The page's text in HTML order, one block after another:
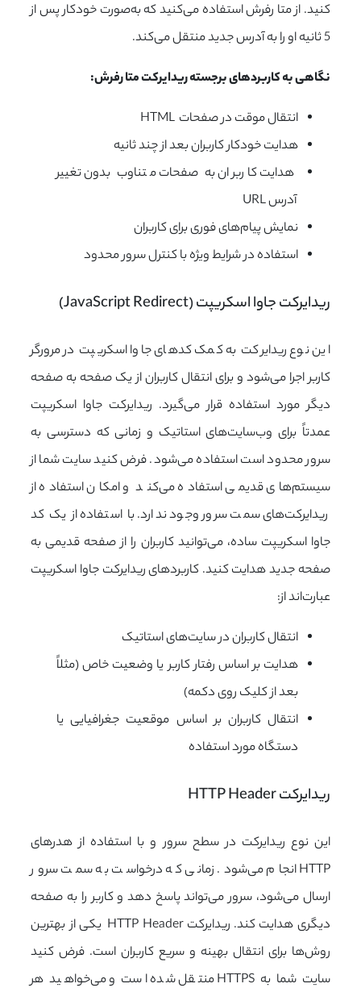
کنید. از متا رفرش استفاده می‌کنید که به‌صورت خودکار پس از
5 ثانیه او را به آدرس جدید منتقل می‌کند.
نگاهی به کاربردهای برجسته ریدایرکت متا رفرش:
انتقال موقت در صفحات HTML
هدایت خودکار کاربران بعد از چند ثانیه
هدایت کاربران به صفحات متناوب بدون تغییر
آدرس URL
نمایش پیام‌های فوری برای کاربران
استفاده در شرایط ویژه با کنترل سرور محدود
ریدایرکت جاوا اسکریپت (JavaScript Redirect)
این نوع ریدایرکت به کمک کدهای جاوا اسکریپت در مرورگر
کاربر اجرا می‌شود و برای انتقال کاربران از یک صفحه به صفحه
دیگر مورد استفاده قرار می‌گیرد. ریدایرکت جاوا اسکریپت
عمدتاً برای وب‌سایت‌های استاتیک و زمانی که دسترسی به
سرور محدود است استفاده می‌شود. فرض کنید سایت شما از
سیستم‌های قدیمی استفاده می‌کند و امکان استفاده از
ریدایرکت‌های سمت سرور وجود ندارد. با استفاده از یک کد
جاوا اسکریپت ساده، می‌توانید کاربران را از صفحه قدیمی به
صفحه جدید هدایت کنید. کاربردهای ریدایرکت جاوا اسکریپت
عبارت‌اند از:
انتقال کاربران در سایت‌های استاتیک
هدایت بر اساس رفتار کاربر یا وضعیت خاص (مثلاً
بعد از کلیک روی دکمه)
انتقال کاربران بر اساس موقعیت جغرافیایی یا
دستگاه مورد استفاده
ریدایرکت HTTP Header
این نوع ریدایرکت در سطح سرور و با استفاده از هدرهای
HTTP انجام می‌شود. زمانی که درخواست به سمت سرور
ارسال می‌شود، سرور می‌تواند پاسخ دهد و کاربر را به صفحه
دیگری هدایت کند. ریدایرکت HTTP Header یکی از بهترین
روش‌ها برای انتقال بهینه و سریع کاربران است. فرض کنید
سایت شما به HTTPS منتقل شده است و می‌خواهید هر